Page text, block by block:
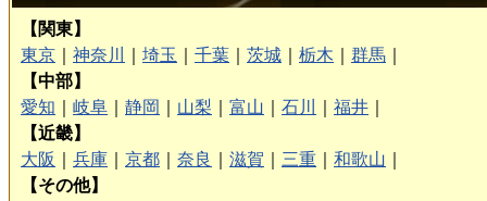
【関東】
東京
神奈川 埼玉 千葉 茨城 栃木 群馬
【中部】
愛知
岐阜 静岡 山梨 富山 石川 福井
【近畿】
大阪
兵庫 京都 奈良 滋賀 三重 和歌山
【その他】